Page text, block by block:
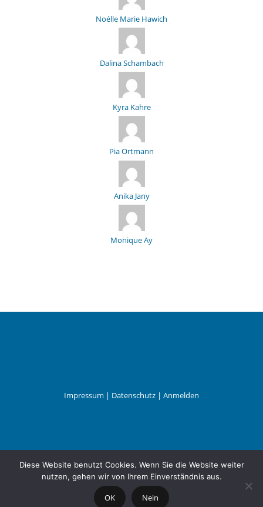
Noélle Marie Hawich
Dalina Schambach
Kyra Kahre
Pia Ortmann
Anika Jany
Monique Ay
Impressum | Datenschutz | Anmelden
Diese Website benutzt Cookies. Wenn Sie die Website weiter
nutzen, gehen wir von Ihrem Einverständnis aus.
OK Nein